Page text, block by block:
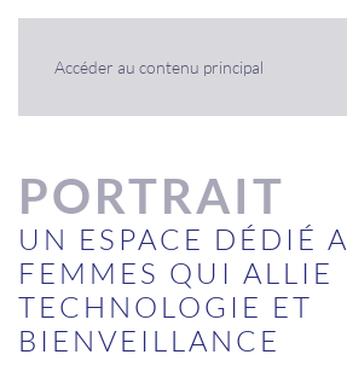
Accéder au contenu principal
PORTRAIT
UN ESPACE DÉDIÉ
FEMMES QUI ALLIE
TECHNOLOGIE ET
BIENVEILLANCE